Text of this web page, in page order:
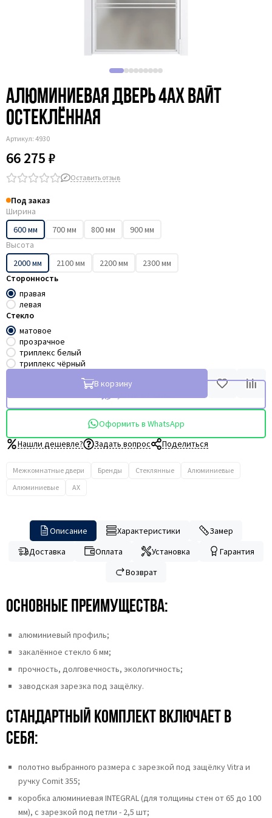
Алюминиевая дверь 4AХ вайт
остеклённая
Артикул: 4930
66 275 ₽
Оставить отзыв
Под заказ
Ширина
600 мм
700 мм 800 мм
900 мм
Высота
2000 мм
2100 мм 2200 мм
2300 мм
Сторонность
правая
левая
Стекло
матовое
прозрачное
триплекс белый
триплекс чёрный
В корзину
Оформить в WhatsApp
Нашли дешевле?
Задать вопрос Поделиться
Межкомнатные двери Бренды Стеклянные
Алюминиевые
Алюминиевые
AX
Описание Характеристики
Замер
Доставка
Оплата Установка
Гарантия
Возврат
Основные преимущества:
алюминиевый профиль;
закалённое стекло 6 мм;
прочность, долговечность, экологичность;
заводская зарезка под защёлку.
Стандартный комплект включает в
себя:
полотно выбранного размера с зарезкой под защёлку Vitra и
ручку Comit 355;
коробка алюминиевая INTEGRAL (для толщины стен от 65 до 100
мм), с зарезкой под петли - 2,5 шт;